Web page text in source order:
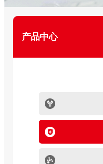
产品中心
抗体系列